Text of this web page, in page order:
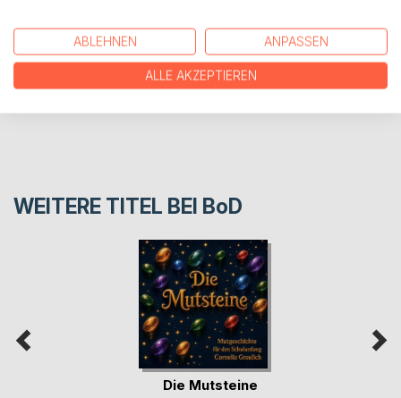
PRESSESTIMMEN
REZENSIONEN
WEITERE TITEL BEI BoD
Die Mutsteine
ABLEHNEN ANPASSEN
ALLE AKZEPTIEREN